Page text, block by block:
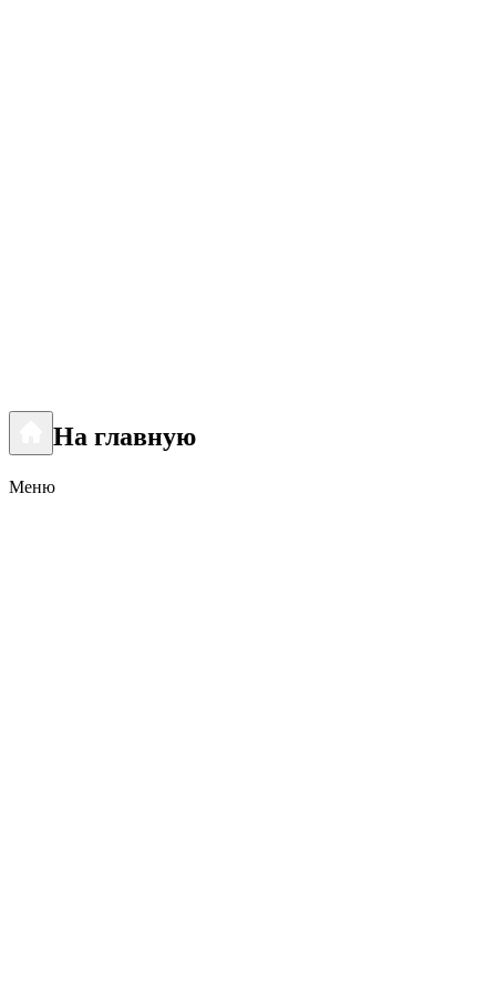
На главную
Меню